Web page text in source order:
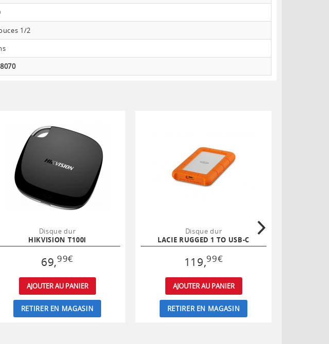
1/2
Disque dur
HIKVISION T100I
69,99€
AJOUTER AU PANIER
RETIRER EN MAGASIN
Disque dur
LACIE RUGGED 1 TO USB-C
119,99€
AJOUTER AU PANIER
RETIRER EN MAGASIN